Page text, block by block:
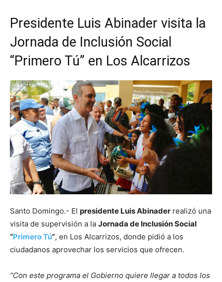
Presidente Luis Abinader visita la
Jornada de Inclusión Social
“Primero Tú” en Los Alcarrizos
Santo Domingo.- El presidente Luis Abinader realizó una
visita de supervisión a la Jornada de Inclusión Social
“Primero Tú”, en Los Alcarrizos, donde pidió a los
ciudadanos aprovechar los servicios que ofrecen.
“Con este programa el Gobierno quiere llegar a todos los